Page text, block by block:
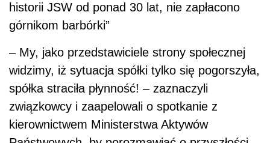
historii JSW od ponad 30 lat, nie zapłacono
górnikom barbórki”
– My, jako przedstawiciele strony społecznej
widzimy, iż sytuacja spółki tylko się pogorszyła,
spółka straciła płynność! – zaznaczyli
związkowcy i zaapelowali o spotkanie z
kierownictwem Ministerstwa Aktywów